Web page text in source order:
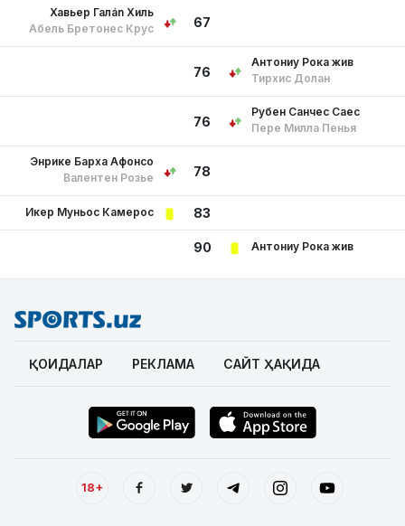
67
Хавьер Галán Хиль
Абель Бретонес Крус
76
Антониу Рока жив
Тирхис Долан
76
Рубен Санчес Саес
Пере Милла Пенья
78
Энрике Барха Афонсо
Валентен Розье
83
Икер Муньос Камерос
90 Антониу Рока жив
ҚОИДАЛАР РЕКЛАМА САЙТ ҲАҚИДА
18+